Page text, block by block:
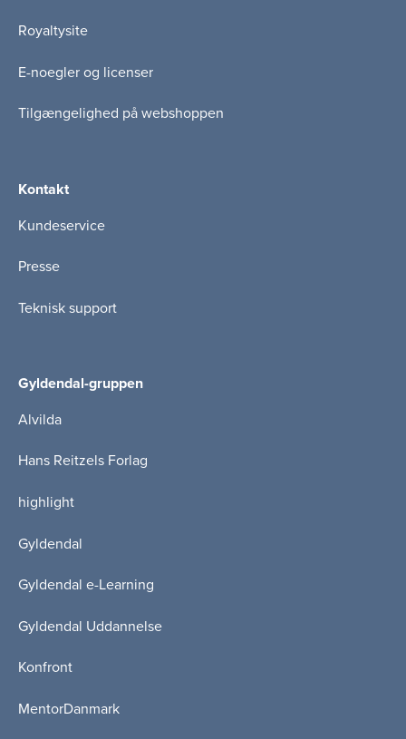
Royaltysite
E-noegler og licenser
Tilgængelighed på webshoppen
Kontakt
Kundeservice
Presse
Teknisk support
Gyldendal-gruppen
Alvilda
Hans Reitzels Forlag
highlight
Gyldendal
Gyldendal e-Learning
Gyldendal Uddannelse
Konfront
MentorDanmark